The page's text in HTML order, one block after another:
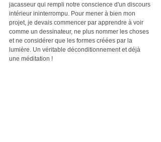
jacasseur qui rempli notre conscience d'un discours
intérieur ininterrompu. Pour mener à bien mon
projet, je devais commencer par apprendre à voir
comme un dessinateur, ne plus nommer les choses
et ne considérer que les formes créées par la
lumière. Un véritable déconditionnement et déjà
une méditation !